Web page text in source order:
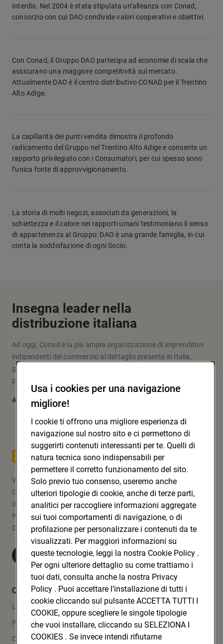
Interdis. Nel 2004 è stata stipulata un’alleanza con Conad,
consorzio con cui DAO condivide valori cooperativi e obiettivi.
Con Conad, il Gruppo DAO partecipa ad economie di scala che
assicurano una maggiore competitività sul mercato.
Attualmente DAO è il centro distributivo CONAD per il Trentino
Alto Adige.
La capillarità dei punti vendita dimostra il profondo
radicamento del Gruppo nel Trentino Alto Adige e consente un
rapporto privilegiato con i Consumatori, per cui spesso sono
l’unica fonte di approvvigionamento.
La storia di molti negozi, associati da generazioni, la
schiettezza e il calore nei rapporti umani testimoniano il senso
di appartenenza al Gruppo: DAO è una grande famiglia, in cui
conta la soddisfazione di ogni Socio.
Insegna leader nella
distribuzione italiana
Ad oggi, Conad è la più ampia organizzazione di imprenditori
indipendenti del commercio al dettaglio presente in Italia,
grazie a un modello originale d’impresa e fare la spesa che
pone al centro le persone: i soci, i clienti, la comunità.
Approfondisci
CONAD SOC. COOP.
Via Michelino, 59 | 40127 BOLOGNA
Codice Fiscale e Registro Imprese
di Bologna 00865960157
PARTITA IVA 03320960374
CONAD SOC. COOP.
Visita Conad.it
Quicklinks
Lavora con noi
Press Area
Contatti
Usa i cookies per una navigazione
migliore!
I cookie ti offrono una migliore esperienza di
navigazione sul nostro sito e ci permettono di
suggerirti contenuti interessanti per te. Quelli di
natura tecnica sono indispensabili per
permettere il corretto funzionamento del sito.
Solo previo tuo consenso, useremo anche
ulteriori tipologie di cookie, anche di terze parti,
analitici per raccogliere informazioni aggregate
sui tuoi comportamenti di navigazione, o di
profilazione per personalizzare i contenuti da te
visualizzati. Per maggiori informazioni su
queste tecnologie, leggi la nostra Cookie Policy .
Per ogni ulteriore dettaglio su come trattiamo i
tuoi dati, consulta anche la nostra Privacy
Policy . Puoi accettare l’installazione di tutti i
cookie cliccando sul pulsante ACCETTA TUTTI I
COOKIE, oppure scegliere le singole tipologie
che vuoi installare, cliccando su SELEZIONA I
COOKIES . Se invece intendi rifiutarne